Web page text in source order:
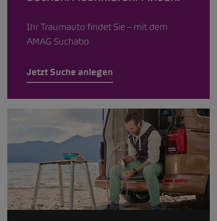
Ihr Traumauto findet Sie – mit dem
AMAG Suchabo
Jetzt Suche anlegen